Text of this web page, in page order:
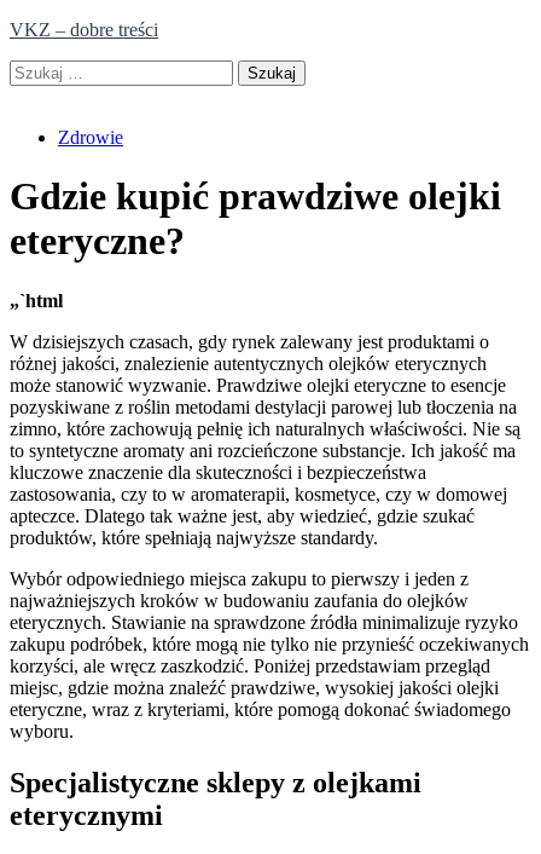
Skip
content
VKZ – dobre treści
Szukaj:
Zdrowie
Gdzie kupić prawdziwe olejki
eteryczne?
„`html
W dzisiejszych czasach, gdy rynek zalewany jest produktami o
różnej jakości, znalezienie autentycznych olejków eterycznych
może stanowić wyzwanie. Prawdziwe olejki eteryczne to esencje
pozyskiwane z roślin metodami destylacji parowej lub tłoczenia na
zimno, które zachowują pełnię ich naturalnych właściwości. Nie są
to syntetyczne aromaty ani rozcieńczone substancje. Ich jakość ma
kluczowe znaczenie dla skuteczności i bezpieczeństwa
zastosowania, czy to w aromaterapii, kosmetyce, czy w domowej
apteczce. Dlatego tak ważne jest, aby wiedzieć, gdzie szukać
produktów, które spełniają najwyższe standardy.
Wybór odpowiedniego miejsca zakupu to pierwszy i jeden z
najważniejszych kroków w budowaniu zaufania do olejków
eterycznych. Stawianie na sprawdzone źródła minimalizuje ryzyko
zakupu podróbek, które mogą nie tylko nie przynieść oczekiwanych
korzyści, ale wręcz zaszkodzić. Poniżej przedstawiam przegląd
miejsc, gdzie można znaleźć prawdziwe, wysokiej jakości olejki
eteryczne, wraz z kryteriami, które pomogą dokonać świadomego
wyboru.
Specjalistyczne sklepy z olejkami
eterycznymi